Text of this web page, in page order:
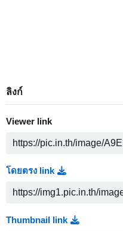
ลิงก์
Viewer link
โดยตรง link
Thumbnail link